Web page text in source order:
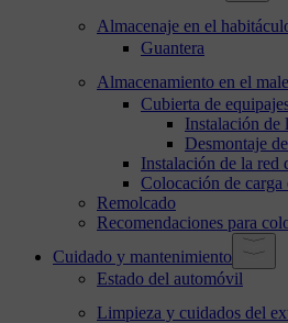
Almacenaje en el
Guantera
Almacenamiento en el
Cubierta de
Instalación de
Desmontaje
Instalación de la red
Colocación de carga
Remolcado
Recomendaciones para
Cuidado y mantenimiento
Estado del automóvil
Limpieza y cuidados del